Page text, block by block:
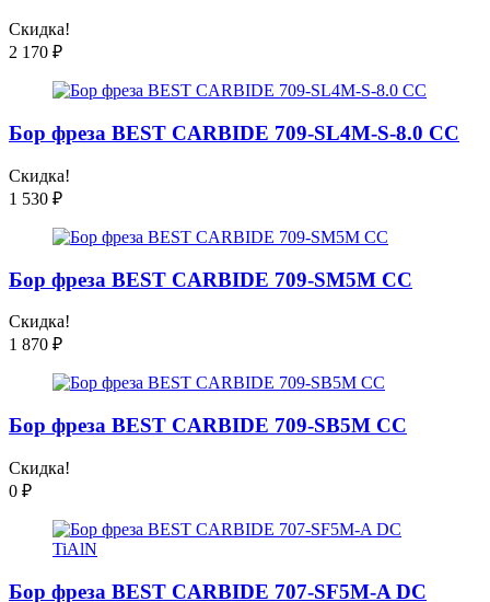
Скидка!
2 170 ₽
Бор фреза BEST CARBIDE 709-SL4M-S-8.0 CC
Скидка!
1 530 ₽
Бор фреза BEST CARBIDE 709-SM5M CC
Скидка!
1 870 ₽
Бор фреза BEST CARBIDE 709-SB5M CC
Скидка!
0 ₽
Бор фреза BEST CARBIDE 707-SF5M-A DC